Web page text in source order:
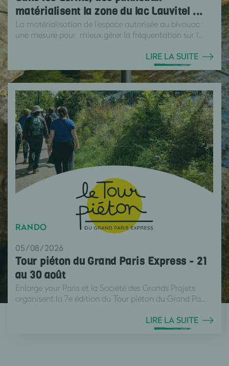
matérialisent la zone du lac Lauvitel ...
La matérialisation de l'espace autorisée au bivouac :
une mesure pour mieux gérer la fréquentation sur l...
LIRE LA SUITE
RANDO
05/08/2026
Tour piéton du Grand Paris Express - 21
au 30 août
Enlarge your Paris et la Société des Grands Projets
organisent la 7e édition du Tour piéton du Grand Pa...
LIRE LA SUITE